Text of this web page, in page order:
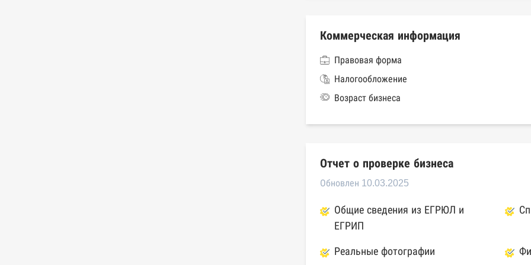
Коммерческая информация
Правовая форма
Налогообложение
Возраст бизнеса
Отчет о проверке бизнеса
Обновлен 10.03.2025
Общие сведения из ЕГРЮЛ и
ЕГРИП
Реальные фотографии